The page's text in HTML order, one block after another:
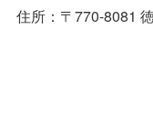
住所：〒770-8081